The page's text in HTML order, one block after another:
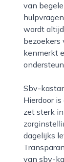
van
wordt
kenmerkt
Sbv-kastanjegroep werkt met kleinschalige teams die dichtbij de leefwereld van cliënten staan.
Hierdoor
zet sterk
dagelijks
van sbv-